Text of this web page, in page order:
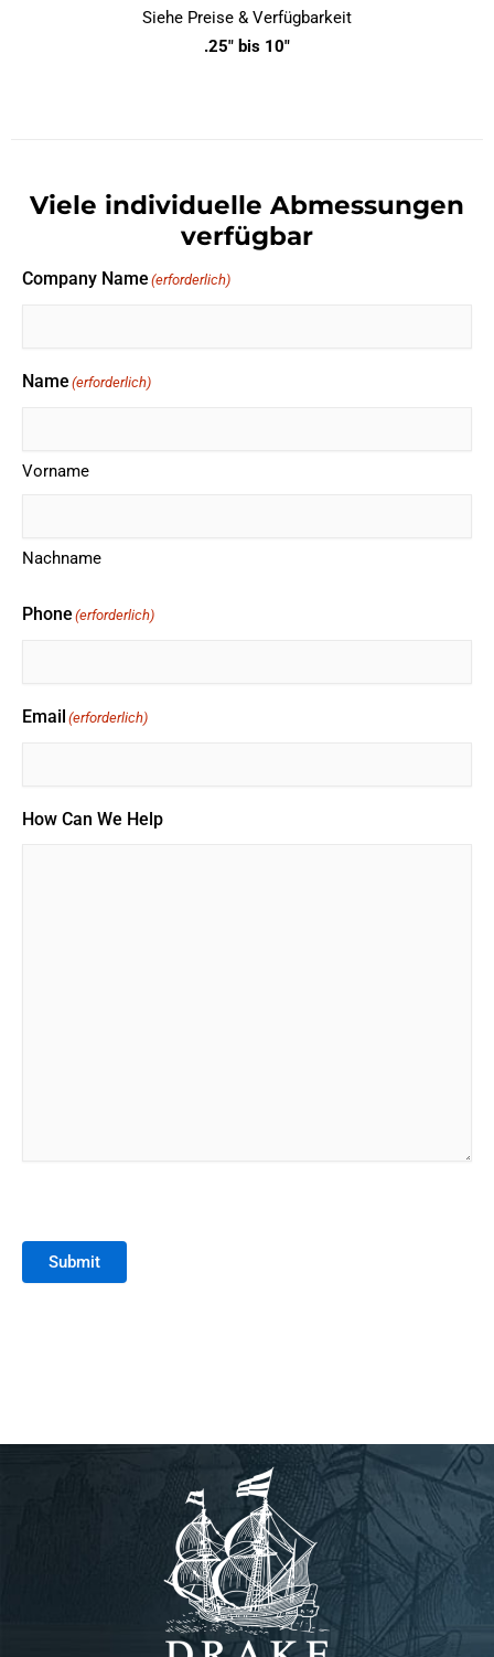
Siehe Preise & Verfügbarkeit
.25″ bis 10″
Viele individuelle Abmessungen
verfügbar
Company Name (erforderlich)
Name (erforderlich)
Vorname
Nachname
Phone (erforderlich)
Email (erforderlich)
How Can We Help
Submit